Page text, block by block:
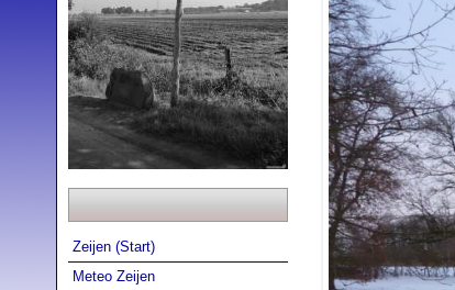
Zeijen (Start)
Meteo Zeijen